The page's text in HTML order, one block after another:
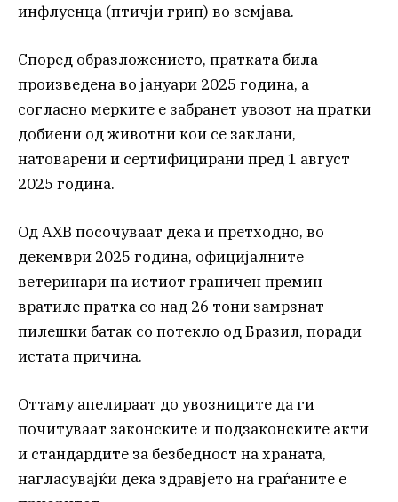
инфлуенца (птичји грип) во земјава.
Според образложението, пратката била
произведена во јануари 2025 година, а
согласно мерките е забранет увозот на пратки
добиени од животни кои се заклани,
натоварени и сертифицирани пред 1 август
2025 година.
Од АХВ посочуваат дека и претходно, во
декември 2025 година, официјалните
ветеринари на истиот граничен премин
вратиле пратка со над 26 тони замрзнат
пилешки батак со потекло од Бразил, поради
истата причина.
Оттаму апелираат до увозниците да ги
почитуваат законските и подзаконските акти
и стандардите за безбедност на храната,
нагласувајќи дека здравјето на граѓаните е